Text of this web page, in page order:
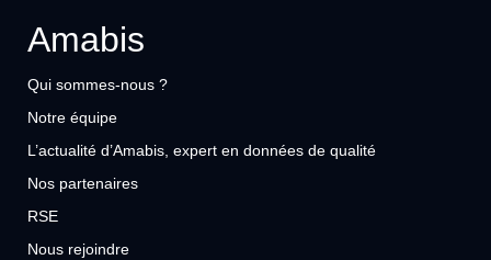
Amabis
Qui sommes-nous ?
Notre équipe
L’actualité d’Amabis, expert en données de qualité
Nos partenaires
RSE
Nous rejoindre